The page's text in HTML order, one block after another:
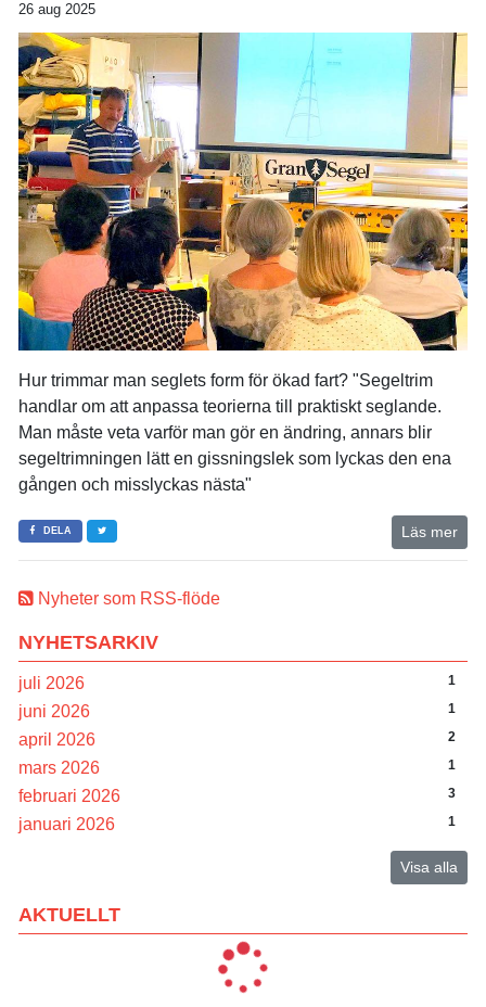
Nyheter som RSS-flöde
NYHETSARKIV
juli 2026 1
juni 2026 1
april 2026 2
mars 2026 1
februari 2026 3
januari 2026 1
Visa alla
AKTUELLT
26 aug 2025
Hur trimmar man seglets form för ökad fart? "Segeltrim
handlar om att anpassa teorierna till praktiskt seglande.
Man måste veta varför man gör en ändring, annars blir
segeltrimningen lätt en gissningslek som lyckas den ena
gången och misslyckas nästa"
DELA Läs mer